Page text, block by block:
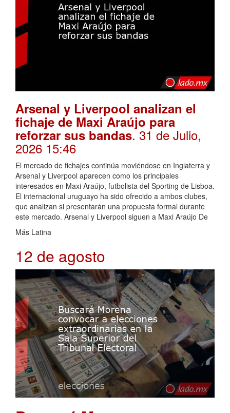
Arsenal y Liverpool analizan el
fichaje de Maxi Araújo para
reforzar sus bandas. 31 de Julio,
2026 15:46
El mercado de fichajes continúa moviéndose en Inglaterra y
Arsenal y Liverpool aparecen como los principales
interesados en Maxi Araújo, futbolista del Sporting de Lisboa.
El internacional uruguayo ha sido ofrecido a ambos clubes,
que analizan si presentarán una propuesta formal durante
este mercado. Arsenal y Liverpool siguen a Maxi Araújo De
Más Latina
12 de agosto